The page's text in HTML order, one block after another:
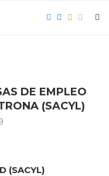
DE EMPLEO
(SACYL)
(SACYL)